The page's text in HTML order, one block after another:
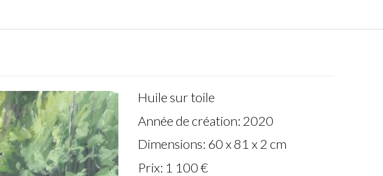
Huile sur toile
Année de création: 2020
Dimensions: 60 x 81 x 2 cm
Prix: 1 100 €